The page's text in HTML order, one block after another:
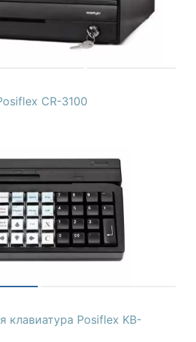
CR-3100
клавиатура Posiflex KB-